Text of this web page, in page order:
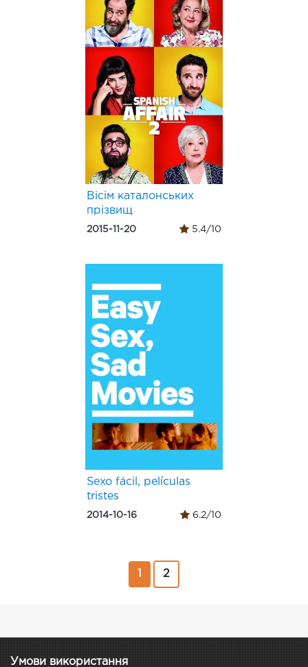
Вісім каталонських
прізвищ
2015-11-20 5.4/10
Sexo fácil, películas
tristes
2014-10-16 6.2/10
2
Умови використання